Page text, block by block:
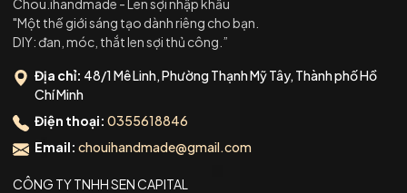
"Một thế giới sáng tạo dành riêng cho bạn.
DIY: đan, móc, thắt len sợi thủ công.”
Địa chỉ: 48/1 Mê Linh, Phường Thạnh Mỹ Tây, Thành phố Hồ
Chí Minh
Điện thoại: 0355618846
Email: chouihandmade@gmail.com
CÔNG TY TNHH SEN CAPITAL